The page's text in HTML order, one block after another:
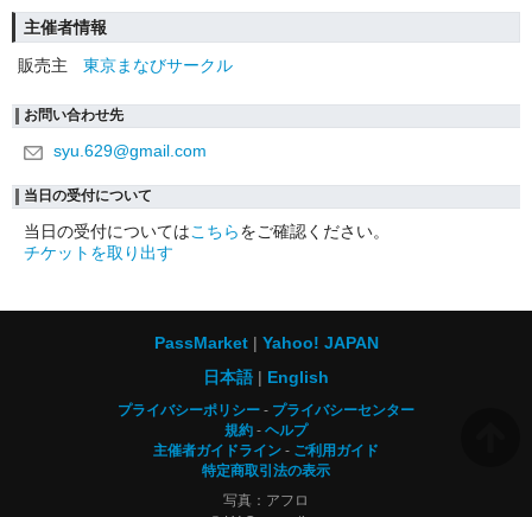
主催者情報
販売主
東京まなびサークル
お問い合わせ先
syu.629@gmail.com
当日の受付について
当日の受付についてはこちらをご確認ください。
チケットを取り出す
PassMarket
Yahoo! JAPAN
日本語
English
プライバシーポリシー
プライバシーセンター
規約
ヘルプ
主催者ガイドライン
ご利用ガイド
特定商取引法の表示
写真：アフロ